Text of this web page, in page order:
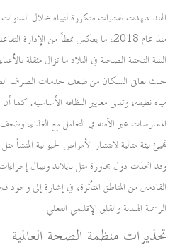
الهند شهدت تفشيات متكررة لنيباه خلال السنوات
منذ عام 2018، ما يعكس نمطاً من الإدارة التفاعلية بدلاً من الاستعداد الوقائي
البنية التحتية الصحية في البلاد ما تزال مثقلة
حيث يعاني السكان من ضعف خدمات الصرف
مياه نظيفة، وتدني معايير النظافة الأساسية. كما
الممارسات غير الآمنة في التعامل مع الغذاء،
تهيئ بيئة مثالية لانتشار الأمراض الحيوانية المنشأ مثل
وقد اتخذت دول مجاورة مثل تايلاند ونيبال
القادمين من المناطق المتأثرة، في إشارة إلى وجود
الرسمية الهندية والقلق الإقليمي الفعلي
تحذيرات منظمة الصحة العالمية